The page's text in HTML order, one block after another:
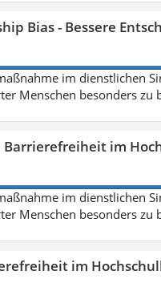
Bias - Bessere
im dienstlichen
Menschen besonders zu
Barrierefreiheit im
im dienstlichen
Menschen besonders zu
im